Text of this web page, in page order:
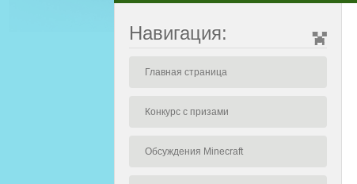
Навигация:
Главная страница
Конкурс с призами
Обсуждения Minecraft